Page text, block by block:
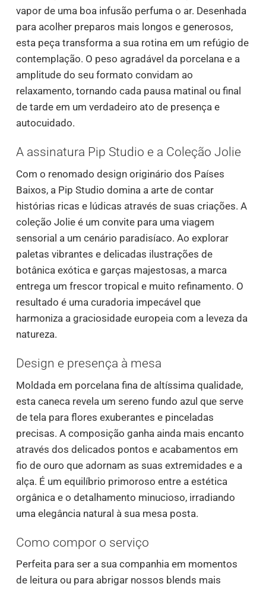
vapor de uma boa infusão perfuma o ar. Desenhada
para acolher preparos mais longos e generosos,
esta peça transforma a sua rotina em um refúgio de
contemplação. O peso agradável da porcelana e a
amplitude do seu formato convidam ao
relaxamento, tornando cada pausa matinal ou final
de tarde em um verdadeiro ato de presença e
autocuidado.
A assinatura Pip Studio e a Coleção Jolie
Com o renomado design originário dos Países
Baixos, a Pip Studio domina a arte de contar
histórias ricas e lúdicas através de suas criações. A
coleção Jolie é um convite para uma viagem
sensorial a um cenário paradisíaco. Ao explorar
paletas vibrantes e delicadas ilustrações de
botânica exótica e garças majestosas, a marca
entrega um frescor tropical e muito refinamento. O
resultado é uma curadoria impecável que
harmoniza a graciosidade europeia com a leveza da
natureza.
Design e presença à mesa
Moldada em porcelana fina de altíssima qualidade,
esta caneca revela um sereno fundo azul que serve
de tela para flores exuberantes e pinceladas
precisas. A composição ganha ainda mais encanto
através dos delicados pontos e acabamentos em
fio de ouro que adornam as suas extremidades e a
alça. É um equilíbrio primoroso entre a estética
orgânica e o detalhamento minucioso, irradiando
uma elegância natural à sua mesa posta.
Como compor o serviço
Perfeita para ser a sua companhia em momentos
de leitura ou para abrigar nossos blends mais